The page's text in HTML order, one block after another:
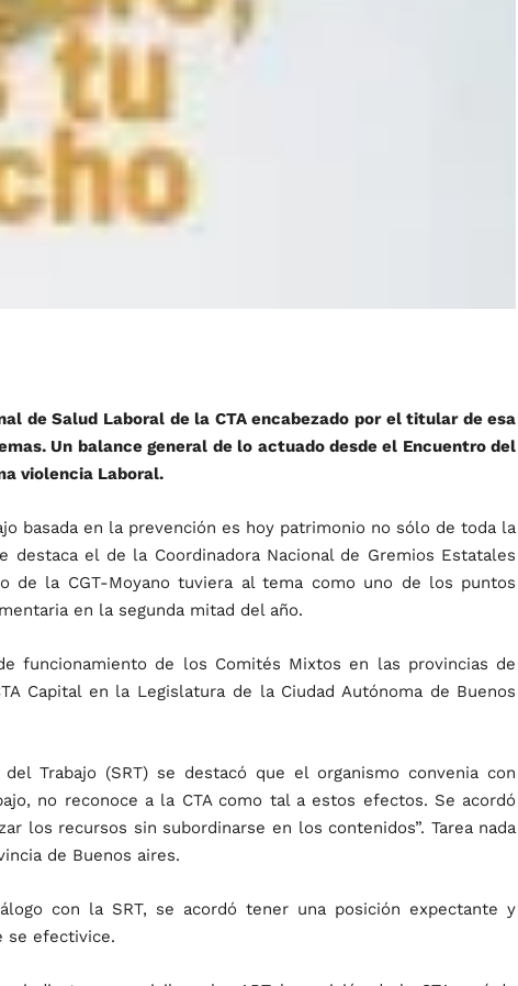
de Salud Laboral de la CTA encabezado por el titular de esa
Un balance general de lo actuado desde el Encuentro del
violencia Laboral.
basada en la prevención es hoy patrimonio no sólo de toda la
el de la Coordinadora Nacional de Gremios Estatales
de la CGT-Moyano tuviera al tema como uno de los puntos
en la segunda mitad del año.
funcionamiento de los Comités Mixtos en las provincias de
Capital en la Legislatura de la Ciudad Autónoma de Buenos
Trabajo (SRT) se destacó que el organismo convenia con
no reconoce a la CTA como tal a estos efectos. Se acordó
los recursos sin subordinarse en los contenidos”. Tarea nada
de Buenos aires.
con la SRT, se acordó tener una posición expectante y
se efectivice.